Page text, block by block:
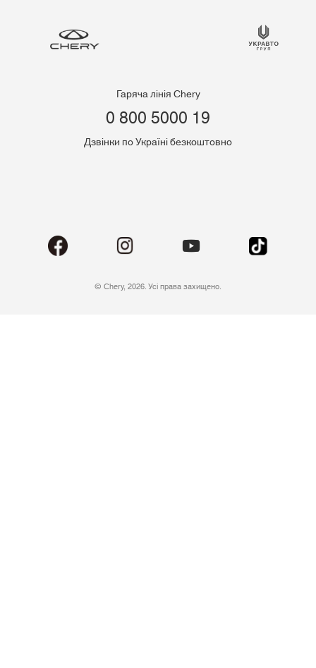
Гаряча лінія Chery
0 800 5000 19
Дзвінки по Україні безкоштовно
© Chery, 2026. Усі права захищено.